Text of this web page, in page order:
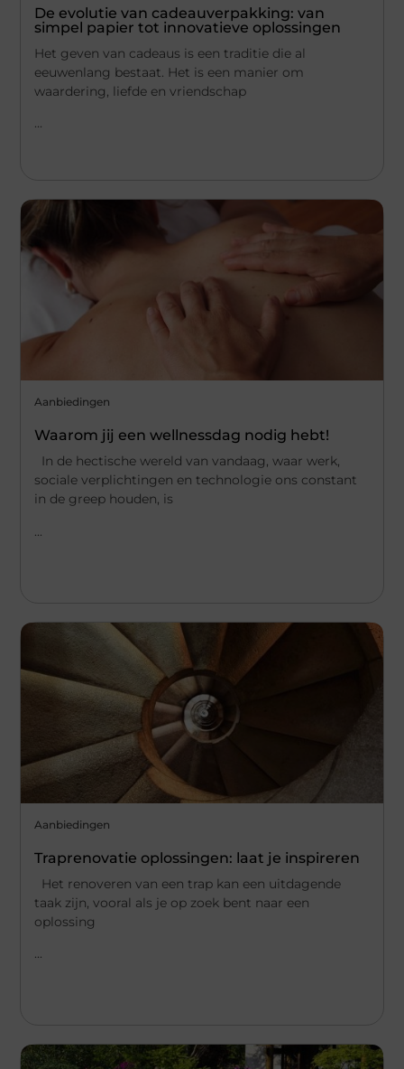
De evolutie van cadeauverpakking: van
simpel papier tot innovatieve oplossingen
Het geven van cadeaus is een traditie die al
eeuwenlang bestaat. Het is een manier om
waardering, liefde en vriendschap
...
Aanbiedingen
Waarom jij een wellnessdag nodig hebt!
In de hectische wereld van vandaag, waar werk,
sociale verplichtingen en technologie ons constant
in de greep houden, is
Aanbiedingen
Traprenovatie oplossingen: laat je inspireren
Het renoveren van een trap kan een uitdagende
taak zijn, vooral als je op zoek bent naar een
oplossing
...